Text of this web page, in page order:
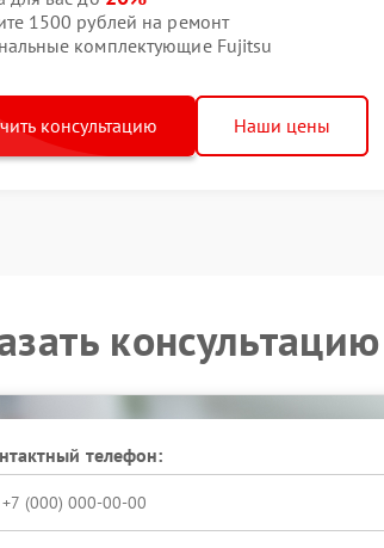
1500 рублей на ремонт
комплектующие Fujitsu
консультацию Наши цены
консультацию
телефон: